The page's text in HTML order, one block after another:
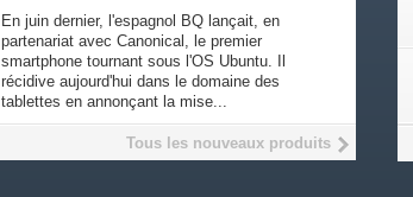
En juin dernier, l'espagnol BQ lançait, en
partenariat avec Canonical, le premier
smartphone tournant sous l'OS Ubuntu. Il
récidive aujourd'hui dans le domaine des
tablettes en annonçant la mise...
Tous les nouveaux produits